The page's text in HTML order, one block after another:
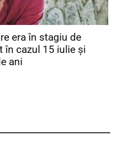
era în stagiu de
în cazul 15 iulie şi
ani